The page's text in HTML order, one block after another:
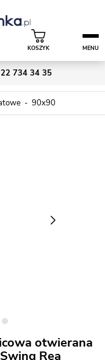
22 734 34 35
KOSZYK MENU
90x90
otwierana
Rea